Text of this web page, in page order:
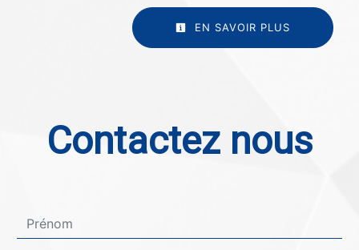
EN SAVOIR PLUS
Contactez nous